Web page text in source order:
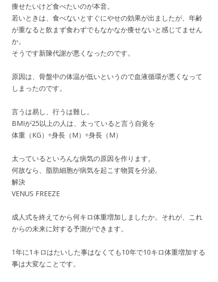
痩せたいけど食べたいのが本音。
若いときは、食べないとすぐにやせの効果が出ましたが、年齢
が重なると飲まず食わずでもなかなか痩せないと感じてません
か。
そうです新陳代謝が悪くなったのです。
原因は、骨盤中の体温が低いというので血液循環が悪くなって
しまったのです。
言うは易し、行うは難し。
BMIが25以上の人は、太っていると言う自覚を
体重（KG）÷身長（M）÷身長（M）
太っているといろんな病気の原因を作ります。
何故なら、脂肪細胞が病気を起こす物質を分泌。
解決
VENUS FREEZE
成人式を終えてから何キロ体重増加しましたか。それが、これ
からの未来に対する予測ができます。
1年に1キロはたいした事はなくても10年で10キロ体重増加する
事は大変なことです。